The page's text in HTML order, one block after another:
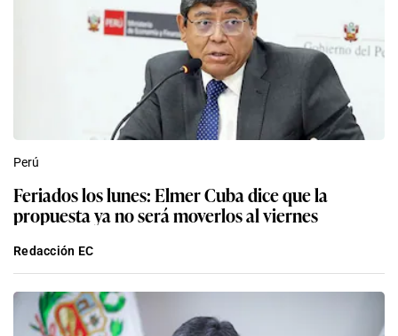
Perú
Feriados los lunes: Elmer Cuba dice que la
propuesta ya no será moverlos al viernes
Redacción EC